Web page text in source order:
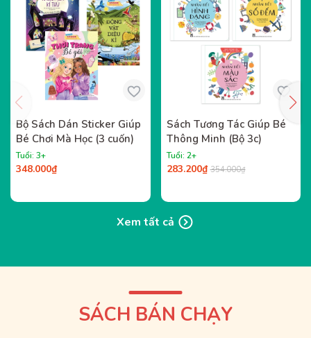
Bộ Sách Dán Sticker Giúp
Bé Chơi Mà Học (3 cuốn)
Tuổi: 3+
348.000₫
Sách Tương Tác Giúp Bé
Thông Minh (Bộ 3c)
Tuổi: 2+
283.200₫ 354.000₫
Xem tất cả
SÁCH BÁN CHẠY